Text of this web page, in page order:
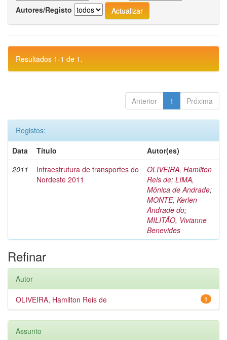
Autores/Registo
Resultados 1-1 de 1.
Anterior 1 Próxima
Registos:
Data
Título
Autor(es)
2011
Infraestrutura de transportes do
Nordeste 2011
OLIVEIRA, Hamilton
Reis de; LIMA,
Mônica de Andrade;
MONTE, Kerlen
Andrade do;
MILITÃO, Vivianne
Benevides
Refinar
Autor
1
OLIVEIRA, Hamilton Reis de
Assunto